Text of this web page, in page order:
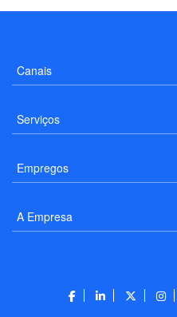
Canais
Serviços
Empregos
A Empresa